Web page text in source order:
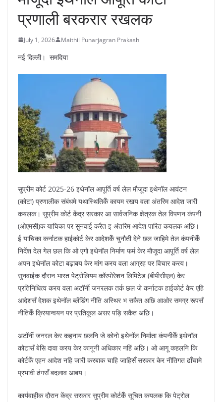
प्रणाली बरकरार रखलक
July 1, 2026 Maithil Punarjagran Prakash
नई दिल्ली। समदिया
सुप्रीम कोर्ट 2025-26 इथेनॉल आपूर्ति वर्ष लेल मौजूदा इथेनॉल आवंटन
(कोटा) प्रणालीक संबंधमे यथास्थितिकेँ कायम रखय वला अंतरिम आदेश जारी
कयलक। सुप्रीम कोर्ट केंद्र सरकार आ सार्वजनिक क्षेत्रक तेल विपणन कंपनी
(ओएमसी)क याचिका पर सुनवाई करैत इ अंतरिम आदेश पारित कयलक अछि।
ई याचिका कर्नाटक हाईकोर्ट केर आदेशकेँ चुनौती देने छल जाहिमे तेल कंपनीकेँ
निर्देश देल गेल छल कि ओ एगो इथेनॉल निर्माण फर्म केर मौजूदा आपूर्ति वर्ष लेल
अपन इथेनॉल कोटा बढ़ाबय केर मांग करय वला आग्रह पर विचार करय।
सुनवाईक दौरान भारत पेट्रोलियम कॉरपोरेशन लिमिटेड (बीपीसीएल) केर
प्रतिनिधित्व करय वला अटॉर्नी जनरलक तर्क छल जे कर्नाटक हाईकोर्ट केर एहि
आदेशसँ देशक इथेनॉल ब्लेंडिंग नीति अस्थिर भ सकैत अछि आओर समग्र रूपसँ
नीतिकेँ क्रियान्वयन पर प्रतिकूल असर पड़ि सकैत अछि।
अटॉर्नी जनरल केर कहनाय छलनि जे कोनो इथेनॉल निर्माता कंपनीकेँ इथेनॉल
कोटासँ बेसि दावा करय केर कानूनी अधिकार नहिं अछि। ओ आगू कहलनि कि
कोर्टकेँ एहन आदेश नहि जारी करबाक चाहि जाहिसँ सरकार केर नीतिगत ढाँचामे
प्रभावी ढंगसँ बदलाव आबय।
कार्यवाहीक दौरान केंद्र सरकार सुप्रीम कोर्टकेँ सूचित कयलक कि पेट्रोल